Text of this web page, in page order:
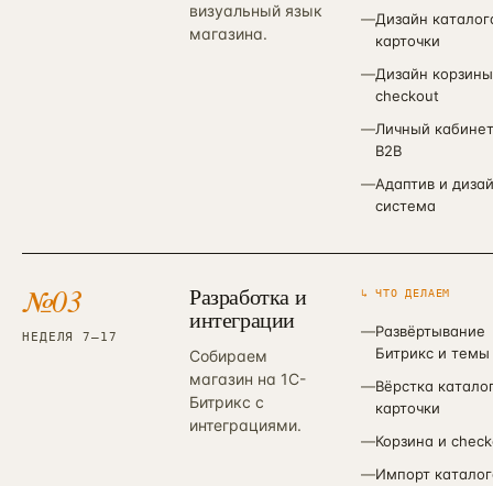
визуальный язык
магазина.
—Дизайн
карточки
—Дизайн
checkout
—Личный
B2B
—Адаптив и
система
№03
НЕДЕЛЯ 7–17
Разработка и
интеграции
Собираем
магазин на 1С-
Битрикс с
интеграциями.
↳ ЧТО ДЕЛАЕМ
—Развёртывание
Битрикс и темы
—Вёрстка
карточки
—Корзина и
—Импорт